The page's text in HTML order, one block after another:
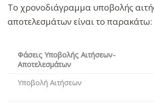
Το χρονοδιάγραμμα υποβολής
αποτελεσμάτων είναι το παρακάτω:
Φάσεις Υποβολής Αιτήσεων-
Αποτελεσμάτων
Υποβολή Αιτήσεων